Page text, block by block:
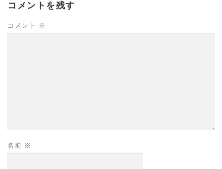
コメントを残す
コメント ※
名前 ※